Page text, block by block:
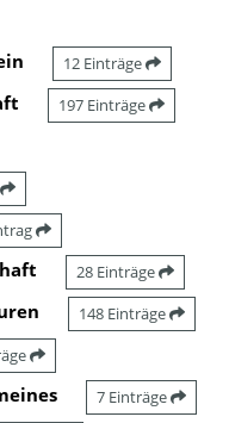
12 Einträge
197 Einträge
28 Einträge
148 Einträge
7 Einträge